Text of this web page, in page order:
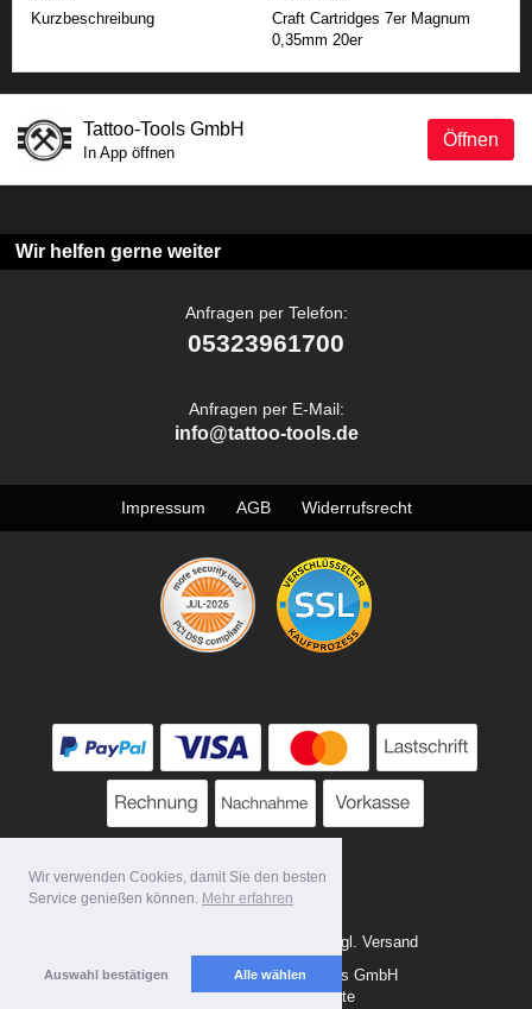
Wir verwenden Cookies, damit Sie den besten
Service genießen können. Mehr erfahren
Auswahl bestätigen Alle wählen
Kurzbeschreibung
Craft Cartridges 7er Magnum
0,35mm 20er
Öffnen
Tattoo-Tools GmbH
In App öffnen
Wir helfen gerne weiter
Anfragen per Telefon:
05323961700
Anfragen per E-Mail:
info@tattoo-tools.de
Impressum AGB Widerrufsrecht
* Alle Preise zzgl. MwSt. evtl. zzgl. Versand
Copyright 2026 by Tattoo-Tools GmbH
Mobile Shop by Shopgate